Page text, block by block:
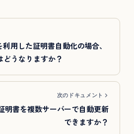
用した証明書自動化の場合、
うなりますか？
次のドキュメント
明書を複数サーバーで自動更新
できますか？